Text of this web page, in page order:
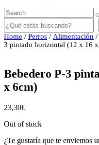
Buscar
Home / Perros / Alimentación /
3 pintado horizontal (12 x 16
Bebedero P-3
x 6cm)
23,30€
Out of stock
¿Te gustaría que te enviemos